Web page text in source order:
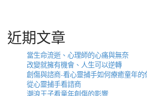
覽
近期文章
當生命流逝、心理師的心痛與無奈
改變就擁有機會、人生可以逆轉
創傷與諮商-看心靈捕手如何療癒童年的
從心靈捕手看諮商
潮浪王子看童年創傷的影響